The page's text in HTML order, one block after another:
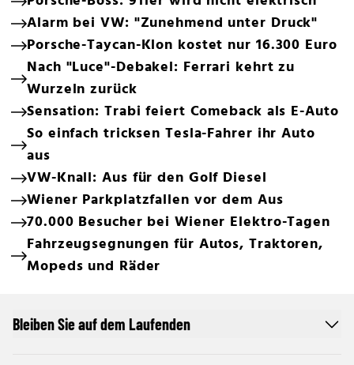
Alarm bei VW: "Zunehmend unter Druck"
Porsche-Taycan-Klon kostet nur 16.300 Euro
Nach "Luce"-Debakel: Ferrari kehrt zu
Wurzeln zurück
Sensation: Trabi feiert Comeback als E-Auto
So einfach tricksen Tesla-Fahrer ihr Auto
aus
VW-Knall: Aus für den Golf Diesel
Wiener Parkplatzfallen vor dem Aus
70.000 Besucher bei Wiener Elektro-Tagen
Fahrzeugsegnungen für Autos, Traktoren,
Mopeds und Räder
Bleiben Sie auf dem Laufenden